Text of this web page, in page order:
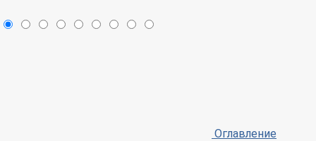
Оглавление